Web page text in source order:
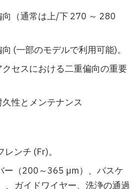
（通常は上/下 270 ～ 280
(一部のモデルで利用可能)。
セスにおける二重偏向の重要
性とメンテナンス
ンチ (Fr)。
ー（200～365 µm）、バスケ
、ガイドワイヤー、洗浄の通過